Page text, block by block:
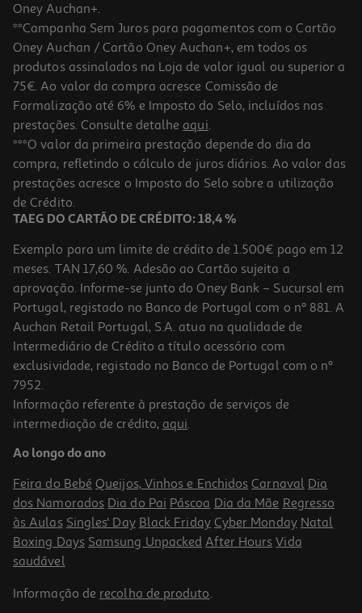
Cabo Usbc To 8pin Qilive 600183173 Branco 1.2m 3a Mfi
15.99 €/un
15,99 €
Cabo Usba To 8pin Qilive 600184388 Preto 3m 2.4
15.99 €/un
15,99 €
Oney Auchan+.
**Campanha Sem Juros para pagamentos com o Cartão
Oney Auchan / Cartão Oney Auchan+, em todos os
produtos assinalados na Loja de valor igual ou superior a
75€. Ao valor da compra acresce Comissão de
Formalização até 6% e Imposto do Selo, incluídos nas
prestações. Consulte detalhe aqui.
***O valor da primeira prestação depende do dia da
compra, refletindo o cálculo de juros diários. Ao valor das
prestações acresce o Imposto do Selo sobre a utilização
de Crédito.
TAEG DO CARTÃO DE CRÉDITO: 18,4 %
Exemplo para um limite de crédito de 1.500€ pago em 12
meses. TAN 17,60 %. Adesão ao Cartão sujeita a
aprovação. Informe-se junto do Oney Bank – Sucursal em
Portugal, registado no Banco de Portugal com o nº 881. A
Auchan Retail Portugal, S.A. atua na qualidade de
Intermediário de Crédito a título acessório com
exclusividade, registado no Banco de Portugal com o nº
7952.
Informação referente à prestação de serviços de
intermediação de crédito, aqui.
Ao longo do ano
Feira do Bebé Queijos, Vinhos e Enchidos Carnaval Dia
dos Namorados Dia do Pai Páscoa Dia da Mãe Regresso
às Aulas Singles' Day Black Friday Cyber Monday Natal
Boxing Days Samsung Unpacked After Hours Vida
saudável
Informação de recolha de produto.